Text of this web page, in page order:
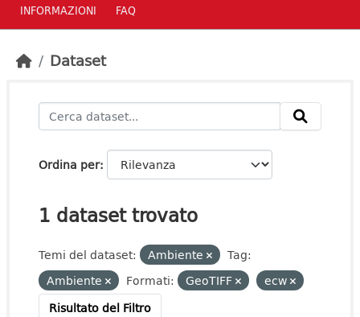
INFORMAZIONI FAQ
Dataset
Ordina per
1 dataset trovato
Temi del dataset: Ambiente
Tag:
Ambiente
Formati: GeoTIFF
ecw
Risultato del Filtro